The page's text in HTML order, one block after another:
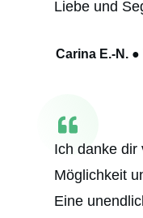
Liebe und
Carina E.-N. ●
Ich danke dir
Möglichkeit
Eine